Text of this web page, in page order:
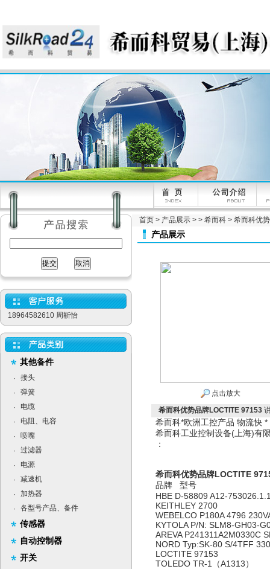
18964582610 周靳怡
其他备件
·
接头
·
弹簧
·
电缆
·
电阻、电容
·
喷嘴
·
过滤器
·
电源
·
减速机
·
加热器
·
各型号产品、备件
传感器
自动控制器
开关
首页 > 产品展示 > > 希而科 > 希而科优
产品展示
点击放大
希而科优势品牌LOCTITE 97153
希而科*欧洲工控产品 物流
希而科工业控制设备(上海)
：
希而科优势品牌LOCTITE
品牌 型号
HBE D-58809 A12-
KEITHLEY 2700
WEBELCO P180A 4796
KYTOLA P/N: SLM8-GH03-
AREVA P241311A2M0330C
NORD Typ:SK-80 S/4TFF
LOCTITE 97153
TOLEDO TR-1（A1313）